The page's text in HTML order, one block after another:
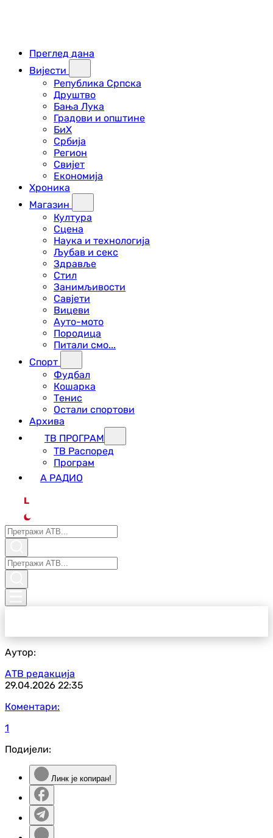
Преглед дана
Вијести
Република Српска
Друштво
Бања Лука
Градови и општине
БиХ
Србија
Регион
Свијет
Економија
Хроника
Магазин
Култура
Сцена
Наука и технологија
Љубав и секс
Здравље
Стил
Занимљивости
Савјети
Вицеви
Ауто-мото
Породица
Питали смо...
Спорт
Фудбал
Кошарка
Тенис
Остали спортови
Архива
ТВ ПРОГРАМ
ТВ Распоред
Програм
А РАДИО
L
Аутор:
АТВ редакција
29.04.2026 22:35
Коментари:
1
Подијели:
Линк је копиран!